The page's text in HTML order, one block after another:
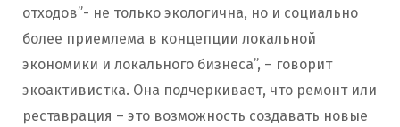
отходов”- не только экологична, но и социально
более приемлема в концепции локальной
экономики и локального бизнеса”, – говорит
экоактивистка. Она подчеркивает, что ремонт или
реставрация – это возможность создавать новые